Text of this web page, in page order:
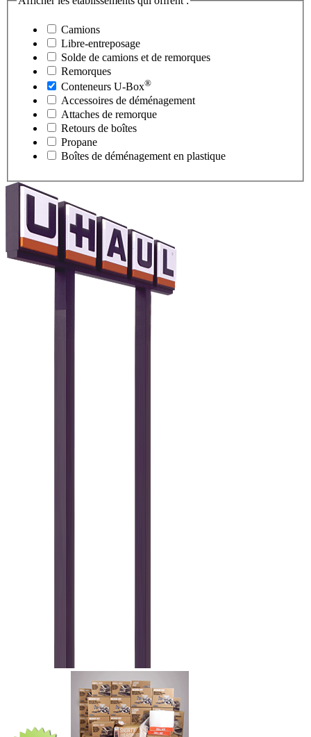
Camions
Libre-entreposage
Solde de camions et de remorques
Remorques
Conteneurs U-Box®
Accessoires de déménagement
Attaches de remorque
Retours de boîtes
Propane
Boîtes de déménagement en plastique